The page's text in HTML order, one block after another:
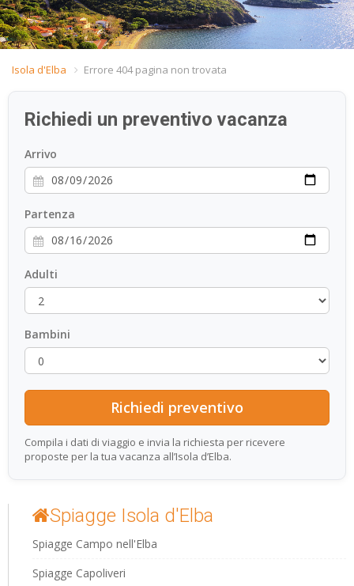
FRA
DAN
ESP
Isola d'Elba Errore 404 pagina non trovata
Richiedi un preventivo vacanza
Arrivo
Partenza
Adulti
Bambini
Compila i dati di viaggio e invia la richiesta per ricevere
proposte per la tua vacanza all’Isola d’Elba.
Spiagge Isola d'Elba
Spiagge Campo nell'Elba
Spiagge Capoliveri